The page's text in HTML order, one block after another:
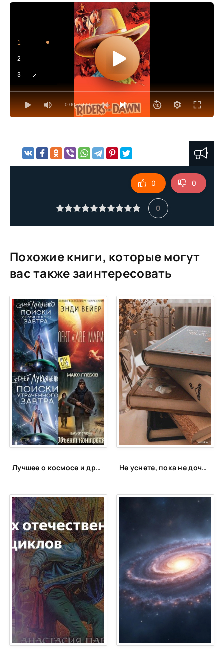
0:00 / 0:00
1
2
3
4
17
18
19
20
21
22
23
24
25
26
30
31
32
33
34
35
36
0
0 0
Похожие книги, которые могут
вас также заинтересовать
Лучшее о космосе и других планетах Не уснете, пока не дочитаете: 15 книг для запойного чтения